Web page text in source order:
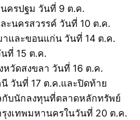
ครปฐม วันที่ 9 ต.ค.
นครสวรรค์ วันที่ 10 ต.ค.
และขอนแก่น วันที่ 14 ต.ค.
ที่ 15 ต.ค.
หวัดสงขลา วันที่ 16 ต.ค.
วันที่ 17 ต.ค.และปิดท้าย
กับนักลงทุนที่ตลาดหลักทรัพย์
รุงเทพมหานครในวันที่ 20 ต.ค.